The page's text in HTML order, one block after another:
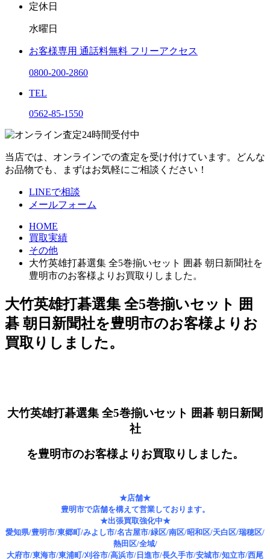
定休日
水曜日
お客様専用 通話料無料 フリーアクセス
0800-200-2860
TEL
0562-85-1550
当店では、オンラインでの査定を受け付けています。どんな
お品物でも、まずはお気軽にご相談ください！
LINEで相談
メールフォーム
HOME
買取実績
その他
大竹英雄打碁選集 全5巻揃いセット 囲碁 朝日新聞社を
豊明市のお客様よりお買取りしました。
大竹英雄打碁選集 全5巻揃いセット 囲
碁 朝日新聞社を豊明市のお客様よりお
買取りしました。
大竹英雄打碁選集 全5巻揃いセット 囲碁 朝日新聞
社
を豊明市のお客様よりお買取りしました。
★店舗★
豊明市で店舗を構えて営業しております。
★出張買取強化中★
愛知県/豊明市/東郷町/みよし市/名古屋市/緑区/南区/昭和区/天白区/瑞穂区/
熱田区/全域/
大府市/東海市/東浦町/刈谷市/高浜市/日進市/長久手市/安城市/知立市/西尾